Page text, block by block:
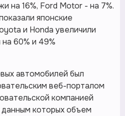
на 16%, Ford Motor - на 7%.
японские
и Honda увеличили
60% и 49%
автомобилей был
веб-порталом
компанией
данным которых объем